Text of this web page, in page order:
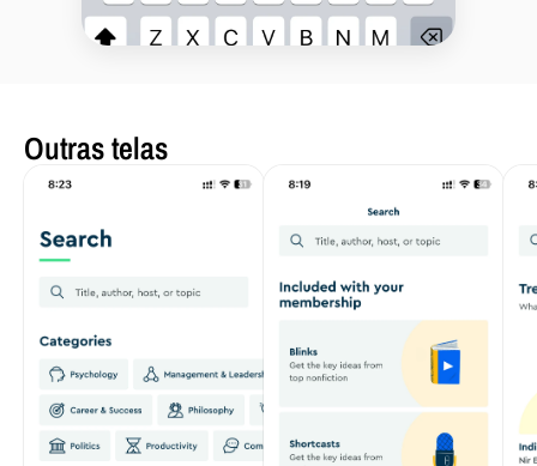
Outras telas